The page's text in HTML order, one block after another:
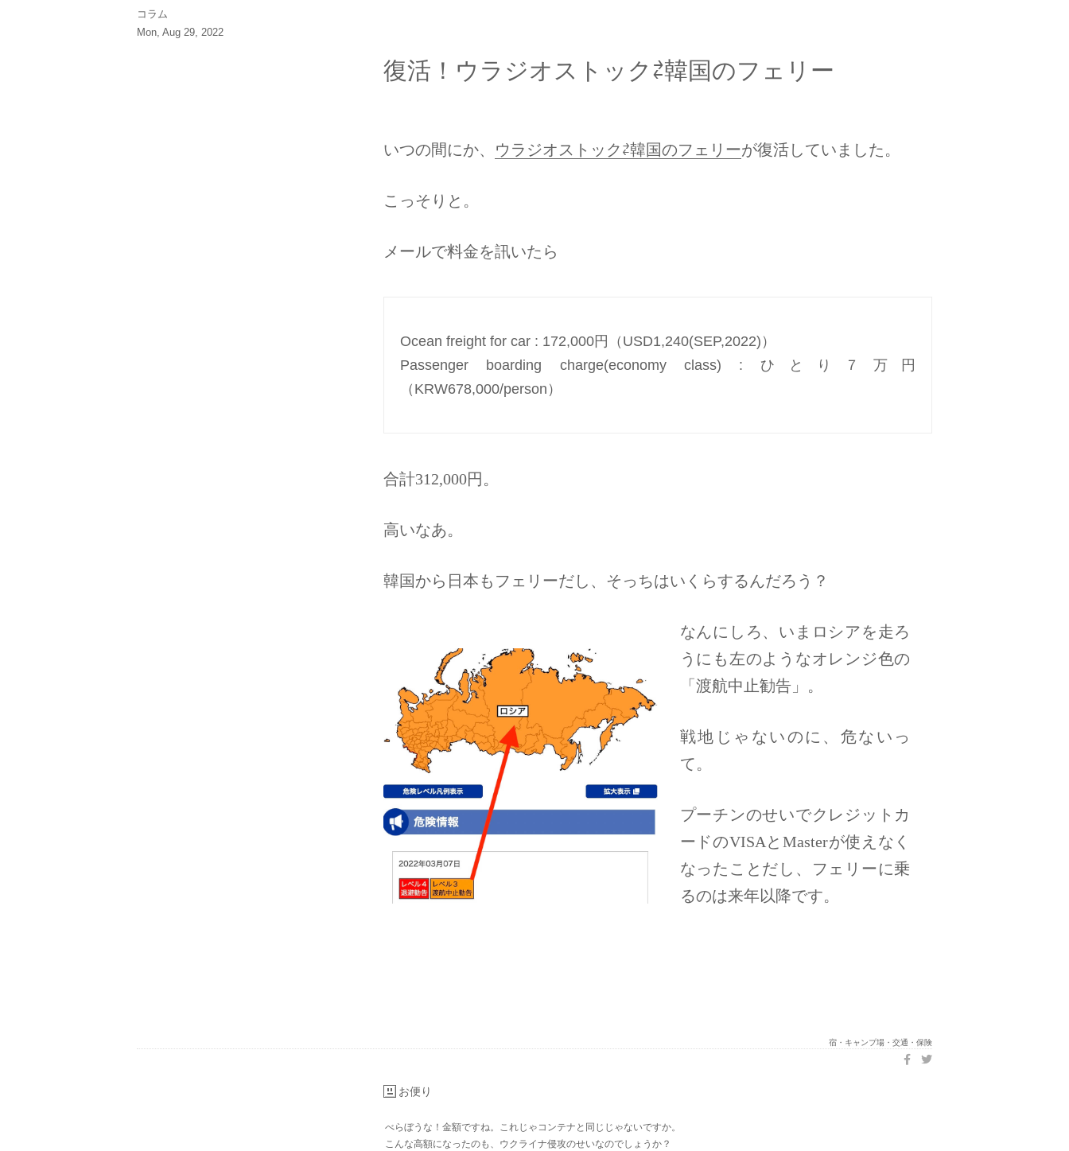
コラム
Mon, Aug 29, 2022
復活！ウラジオストック⇄韓国のフェリー
いつの間にか、 ウラジオストック⇄韓国のフェリーが復活していました。
こっそりと。
メールで料金を訊いたら
Ocean freight for car : 172,000円（USD1,240(SEP,2022)）
Passenger boarding charge(economy class) : ひとり７万円
（KRW678,000/person）
合計312,000円。
高いなあ。
韓国から日本もフェリーだし、そっちはいくらするんだろう？
なんにしろ、いまロシアを走ろ
うにも左のようなオレンジ色の
「渡航中止勧告」。
戦地じゃないのに、危ないっ
て。
プーチンのせいでクレジットカ
ードのVISAとMasterが使えなく
なったことだし、フェリーに乗
るのは来年以降です。
宿・キャンプ場・交通・保険
お便り
べらぼうな！金額ですね。これじゃコンテナと同じじゃないですか。
こんな高額になったのも、ウクライナ侵攻のせいなのでしょうか？